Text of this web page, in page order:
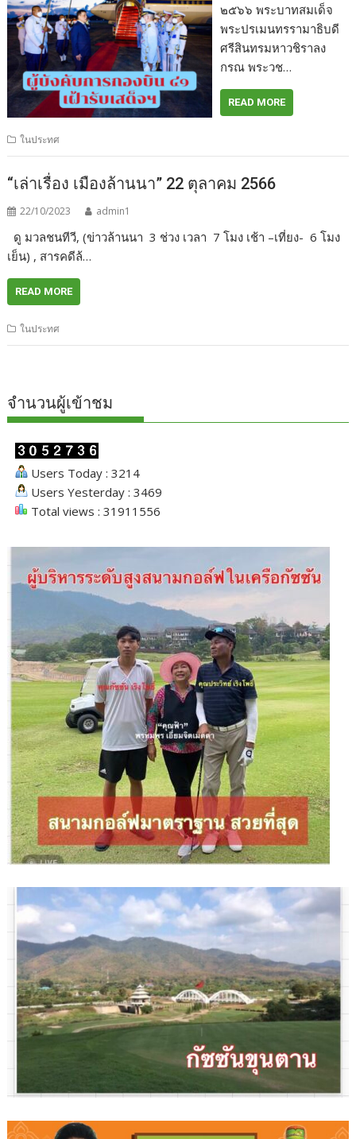
๒๕๖๖ พระบาทสมเด็จ
พระปรเมนทรรามาธิบดี
ศรีสินทรมหาวชิราลง
กรณ พระวช…
READ MORE
ในประทศ
“เล่าเรื่อง เมืองล้านนา” 22 ตุลาคม 2566
22/10/2023 admin1
ดู มวลชนทีวี, (ข่าวล้านนา 3 ช่วง เวลา 7 โมง เช้า –เที่ยง- 6 โมง
เย็น) , สารคดีล้…
READ MORE
ในประทศ
จำนวนผู้เข้าชม
Users Today : 3214
Users Yesterday : 3469
Total views : 31911556